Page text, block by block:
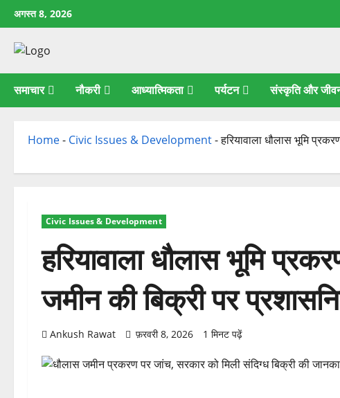
छोड़कर
सामग्री
अगस्त 8, 2026
समाचार नौकरी आध्यात्मिकता पर्यटन संस्कृति और
Home- Civic Issues & Development-हरियावाला धौलास भूमि
Civic Issues & Development
हरियावाला धौलास भूमि
जमीन की बिक्री पर
Ankush Rawat फ़रवरी 8, 2026 1 मिनट पढ़ें